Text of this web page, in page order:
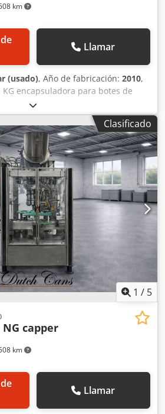
km
Llamar
(usado), Año de fabricación: 2010,
KG encapsuladora para botes de
tipo: LW560 número:
09/2010 cinta
inoxidable, ancho de banda: 120
Clasificado
1 / 5
km
NG capper
Llamar